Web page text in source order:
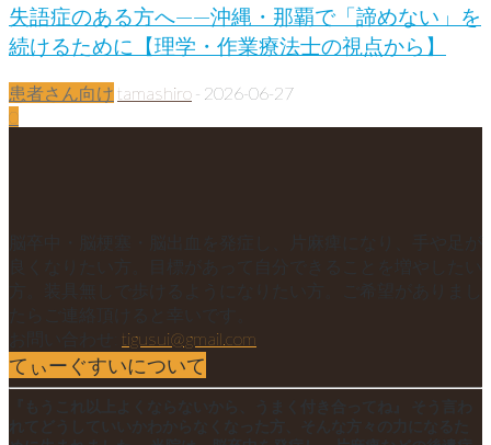
失語症のある方へ——沖縄・那覇で「諦めない」を
続けるために【理学・作業療法士の視点から】
患者さん向け tamashiro - 2026-06-27
0
tigusui@gmail.com
てぃーぐすいについて